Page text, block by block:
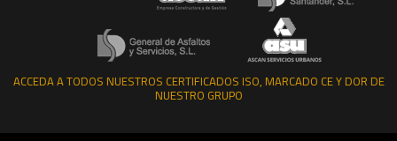
ACCEDA A TODOS NUESTROS CERTIFICADOS ISO, MARCADO CE Y DOR DE
NUESTRO GRUPO